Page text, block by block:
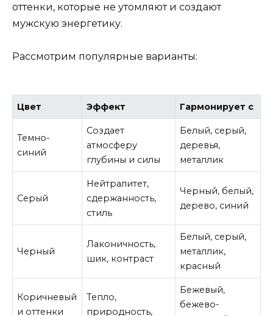
оттенки, которые не утомляют и создают
мужскую энергетику.
Рассмотрим популярные варианты:
Цвет Эффект Гармонирует с
Темно-
синий
Создает
атмосферу
глубины и силы
Белый, серый,
деревья,
металлик
Серый
Нейтралитет,
сдержанность,
стиль
Черный, белый,
дерево, синий
Черный
Лаконичность,
шик, контраст
Белый, серый,
металлик,
красный
Коричневый
и оттенки
Тепло,
природность,
Бежевый,
бежево-